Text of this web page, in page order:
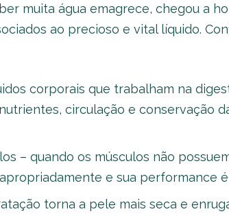
muita água emagrece, chegou a
ao precioso e vital líquido.
corporais que trabalham na
circulação e conservação
– quando os músculos não
e sua performance
torna a pele mais seca e